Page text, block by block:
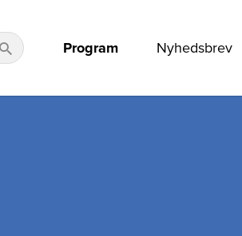
Program Nyhedsbrev